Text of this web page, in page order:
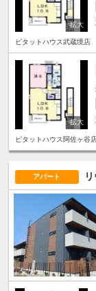
ピタットハウス武蔵境店
ピタットハウス阿佐ヶ谷
アパート